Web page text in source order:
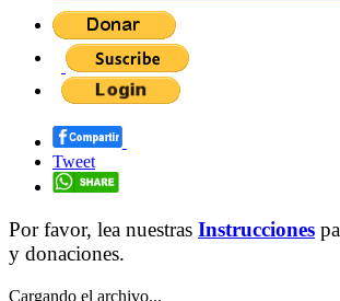
Tweet
Por favor, lea nuestras Instrucciones
y donaciones.
Cargando el archivo...